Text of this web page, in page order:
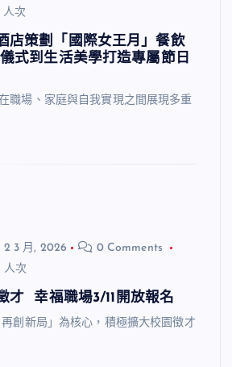
人次
店策劃「國際女王月」餐飲
式到生活美學打造專屬節日
場、家庭與自我實現之間展現多重
2 3 月, 2026
0 Comments
人次
才 幸福職場3/11開放報名
創新局」為核心，積極擴大校園徵才